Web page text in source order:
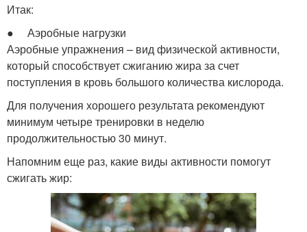
Итак:
● Аэробные нагрузки
Аэробные упражнения – вид физической активности,
который способствует сжиганию жира за счет
поступления в кровь большого количества кислорода.
Для получения хорошего результата рекомендуют
минимум четыре тренировки в неделю
продолжительностью 30 минут.
Напомним еще раз, какие виды активности помогут
сжигать жир: